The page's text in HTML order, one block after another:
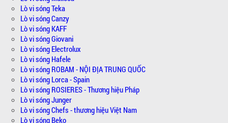
Lò vi sóng Teka
Lò vi sóng Canzy
Lò vi sóng KAFF
Lò vi sóng Giovani
Lò vi sóng Electrolux
Lò vi sóng Hafele
Lò vi sóng ROBAM - NỘI ĐỊA TRUNG QUỐC
Lò vi sóng Lorca - Spain
Lò vi sóng ROSIERES - Thương hiệu Pháp
Lò vi sóng Junger
Lò vi sóng Chefs - thương hiệu Việt Nam
Lò vi sóng Beko